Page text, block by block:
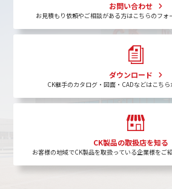
お問い合わせ
お見積もり依頼やご相談がある方はこちらのフォ
ダウンロード
CK継手のカタログ・図面・CADなどはこちら
CK製品の取扱店を知る
お客様の地域でCK製品を取扱っている企業様をご